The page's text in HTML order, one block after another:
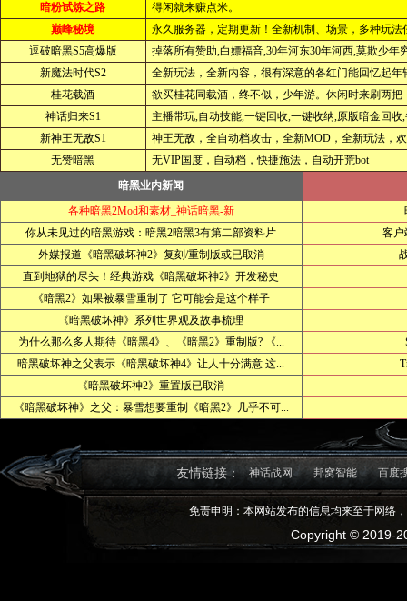
暗粉试炼之路
得闲就来赚点米。
巅峰秘境
永久服务器，定期更新！全新机制、场景，多种玩法
逗破暗黑S5高爆版
掉落所有赞助,白嫖福音,30年河东30年河西,莫欺少年
新魔法时代S2
全新玩法，全新内容，很有深意的各红门能回忆起年
桂花载酒
欲买桂花同载酒，终不似，少年游。休闲时来刷两把
神话归来S1
主播带玩,自动技能,一键回收,一键收纳,原版暗金回收
新神王无敌S1
神王无敌，全自动档攻击，全新MOD，全新玩法，
无赞暗黑
无VIP国度，自动档，快捷施法，自动开荒bot
暗黑业内新闻
各种暗黑2Mod和素材_神话暗黑-新
你从未见过的暗黑游戏：暗黑2暗黑3有第二部资料片
外媒报道《暗黑破坏神2》复刻/重制版或已取消
直到地狱的尽头！经典游戏《暗黑破坏神2》开发秘史
《暗黑2》如果被暴雪重制了 它可能会是这个样子
《暗黑破坏神》系列世界观及故事梳理
为什么那么多人期待《暗黑4》、《暗黑2》重制版? 《...
暗黑破坏神之父表示《暗黑破坏神4》让人十分满意 这...
《暗黑破坏神2》重置版已取消
《暗黑破坏神》之父：暴雪想要重制《暗黑2》几乎不可...
客户
友情链接： 神话战网 邦窝智能 百度
免责申明：本网站发布的信息均来至于网络
Copyright © 2019-